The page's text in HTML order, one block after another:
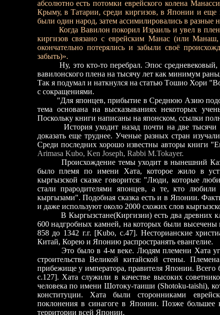
абсолютно есть потомки еврейского колена
Крыму, в Татарии, среди киргизов, в Японии и еще
были один народ, затем ассимилировались в
Когда Вавилон покорил Израиль и увел в плен
киргизов связано с еврейским Манас (или
окончательно потерялись и забыли своё
забыть)».
Ну, это кто-то перебрал. Эпос средневековый, а
вавилонского плена на тысячу лет как минимум
Так я подумал и наткнулся на статью Tошио Хори
с сокращениями.
"Для японцев, прибытие в Среднюю Азию
тема основана на высказываниях некоторых
Поскольку книги написаны на японском, ссылки
История уходит назад почти на две тысячи
доказать еще труднее. Ученые разных стран
Среди последних хорошо известны авторы книги
Arimasa Kubo, Ken Joseph, Rabbi M.Tokayer.
Происхождение темы уходит в нынешний
было племя по имени Хата, которое жило в
кыргызской сказке говорится: "Люди, которые
стали прародителями японцев, а те, кто
кыргызами". Подобная сказка есть и в Японии.
и даже используют около 2000 схожих слов
В Кыргызстане(Киргизии) есть два древних
600 надгробных камней, на которых были высечены
858 до 1342 г.г. [Kubo, с.47]. Несторианские
Китай, Корею и Японию распространять евангелие.
Это было в 4-м веке. Людям племени Хата
строительства Великой китайской стены.
прибежище у императора, правителя Японии.
с.127]. Хата служили в качестве высоких
человека по имени Шотоку-таиши (Shotoku-taishi),
конституции. Хата были сторонниками
поклонения в синагоге в Японии. Позже большее
территории всей Японии.